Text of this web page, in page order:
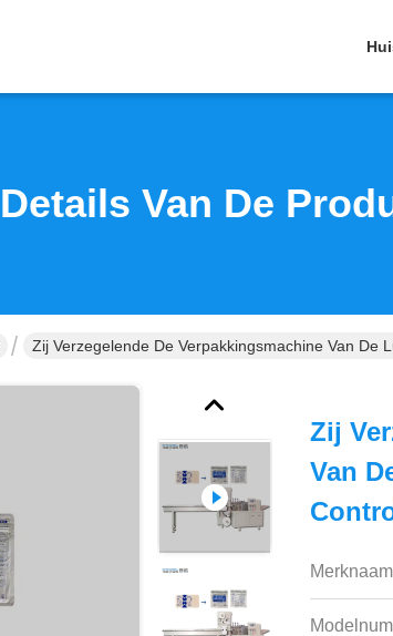
Details Van De
Zij Verzegelende De Verpakkingsmachine Van De
Zij
Van